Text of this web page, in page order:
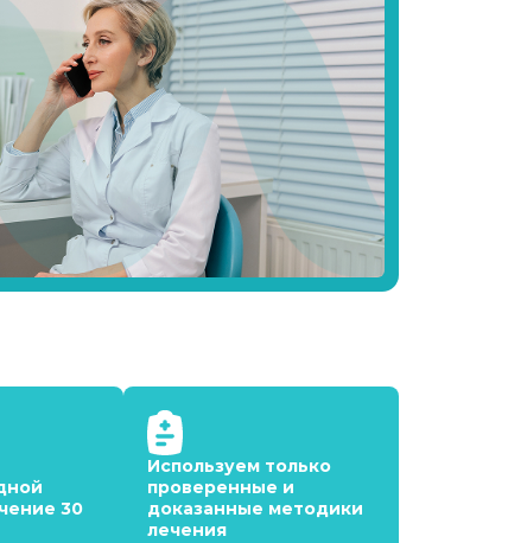
30
Используем только
проверенные и
доказанные методики
лечения